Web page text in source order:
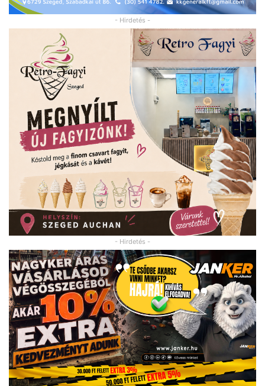
- Hirdetés -
- Hirdetés -